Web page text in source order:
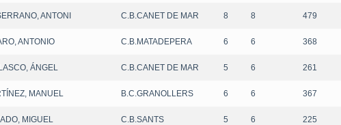
ANTONI C.B.CANET DE MAR 8 8 479
ANTONIO C.B.MATADEPERA 6 6 368
ÁNGEL C.B.CANET DE MAR 5 6 261
MANUEL B.C.GRANOLLERS 6 6 367
MIGUEL C.B.SANTS 5 6 225